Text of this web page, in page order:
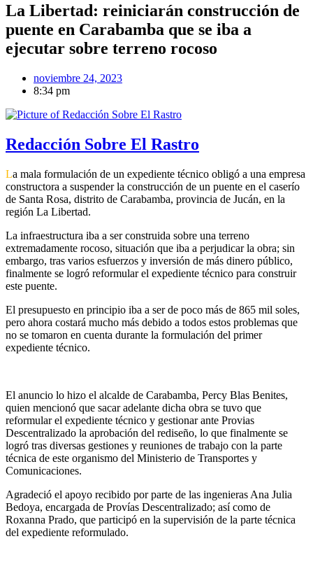
La Libertad: reiniciarán construcción de
puente en Carabamba que se iba a
ejecutar sobre terreno rocoso
noviembre 24, 2023
8:34 pm
Redacción Sobre El Rastro
La mala formulación de un expediente técnico obligó a una empresa
constructora a suspender la construcción de un puente en el caserío
de Santa Rosa, distrito de Carabamba, provincia de Jucán, en la
región La Libertad.
La infraestructura iba a ser construida sobre una terreno
extremadamente rocoso, situación que iba a perjudicar la obra; sin
embargo, tras varios esfuerzos y inversión de más dinero público,
finalmente se logró reformular el expediente técnico para construir
este puente.
El presupuesto en principio iba a ser de poco más de 865 mil soles,
pero ahora costará mucho más debido a todos estos problemas que
no se tomaron en cuenta durante la formulación del primer
expediente técnico.
El anuncio lo hizo el alcalde de Carabamba, Percy Blas Benites,
quien mencionó que sacar adelante dicha obra se tuvo que
reformular el expediente técnico y gestionar ante Provias
Descentralizado la aprobación del rediseño, lo que finalmente se
logró tras diversas gestiones y reuniones de trabajo con la parte
técnica de este organismo del Ministerio de Transportes y
Comunicaciones.
Agradeció el apoyo recibido por parte de las ingenieras Ana Julia
Bedoya, encargada de Provías Descentralizado; así como de
Roxanna Prado, que participó en la supervisión de la parte técnica
del expediente reformulado.